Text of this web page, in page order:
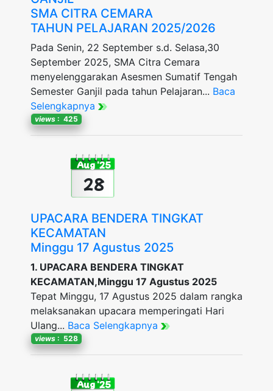
SMA CITRA CEMARA
TAHUN PELAJARAN 2025/2026
Pada Senin, 22 September s.d. Selasa,30
September 2025, SMA Citra Cemara
menyelenggarakan Asesmen Sumatif Tengah
Semester Ganjil pada tahun Pelajaran... Baca
Selengkapnya
views : 425
Aug '25
28
UPACARA BENDERA TINGKAT
KECAMATAN
Minggu 17 Agustus 2025
1. UPACARA BENDERA TINGKAT
KECAMATAN,Minggu 17 Agustus 2025
Tepat Minggu, 17 Agustus 2025 dalam rangka
melaksanakan upacara memperingati Hari
Ulang... Baca Selengkapnya
views : 528
Aug '25